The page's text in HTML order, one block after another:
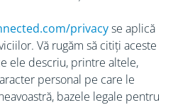
privacyse aplică
Vă rugăm să citiți aceste
ele descriu, printre altele,
personal pe care le
bazele legale pentru